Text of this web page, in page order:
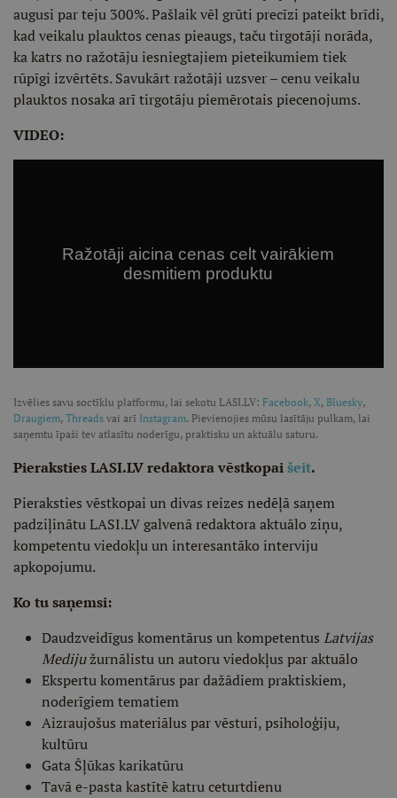
augusi par teju 300%. Pašlaik vēl grūti precīzi pateikt brīdi,
kad veikalu plauktos cenas pieaugs, taču tirgotāji norāda,
ka katrs no ražotāju iesniegtajiem pieteikumiem tiek
rūpīgi izvērtēts. Savukārt ražotāji uzsver – cenu veikalu
plauktos nosaka arī tirgotāju piemērotais piecenojums.
VIDEO:
Izvēlies savu soctīklu platformu, lai sekotu LASI.LV: Facebook, X, Bluesky,
Draugiem, Threads vai arī Instagram. Pievienojies mūsu lasītāju pulkam, lai
saņemtu īpaši tev atlasītu noderīgu, praktisku un aktuālu saturu.
Pieraksties LASI.LV redaktora vēstkopaišeit.
Pieraksties vēstkopai un divas reizes nedēļā saņem
padziļinātu LASI.LV galvenā redaktora aktuālo ziņu,
kompetentu viedokļu un interesantāko interviju
apkopojumu.
Ko tu saņemsi:
Daudzveidīgus komentārus un kompetentus Latvijas
Medijužurnālistu un autoru viedokļus par aktuālo
Ekspertu komentārus par dažādiem praktiskiem,
noderīgiem tematiem
Aizraujošus materiālus par vēsturi, psiholoģiju,
kultūru
Gata Šļūkas karikatūru
Tavā e-pasta kastītē katru ceturtdienu